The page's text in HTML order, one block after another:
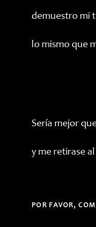
demuestro mi
lo mismo que
Sería mejor
y me retirase
POR FAVOR,